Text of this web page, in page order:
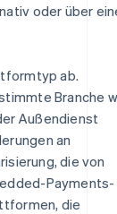
oder über
ab.
Branche
Außendienst
an
die von
Payments-
die